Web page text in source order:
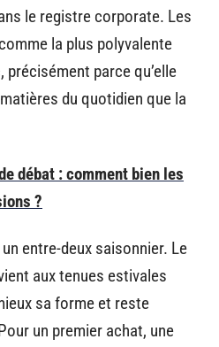
le registre corporate. Les
la plus polyvalente
parce qu’elle
du quotidien que la
débat : comment bien les
?
entre-deux saisonnier. Le
aux tenues estivales
sa forme et reste
un premier achat, une